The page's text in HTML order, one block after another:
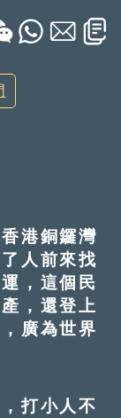
港銅鑼灣
人前來找
，這個民
，還登上
廣為世界
打小人不